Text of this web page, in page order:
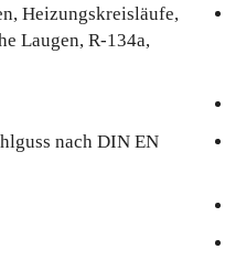
Heizungskreisläufe,
Laugen, R-134a,
nach DIN EN